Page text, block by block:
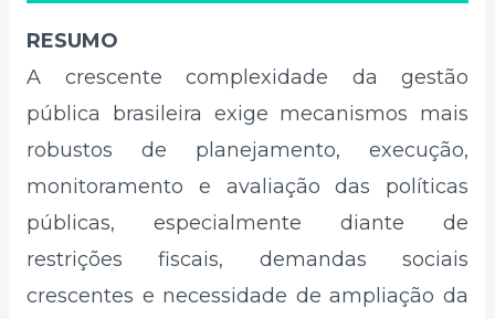
RESUMO
A crescente complexidade da gestão
pública brasileira exige mecanismos mais
robustos de planejamento, execução,
monitoramento e avaliação das políticas
públicas, especialmente diante de
restrições fiscais, demandas sociais
crescentes e necessidade de ampliação da